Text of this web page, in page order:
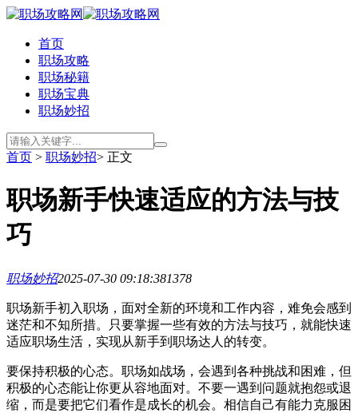
首页
职场攻略
职场秘籍
职场宝典
职场妙招
首页 > 职场妙招> 正文
职场新手快速适应的方法与技
巧
职场妙招2025-07-30 09:18:381378
职场新手初入职场，面对全新的环境和工作内容，难免会感到
迷茫和不知所措。只要掌握一些有效的方法与技巧，就能快速
适应职场生活，实现从新手到职场达人的转变。
要保持积极的心态。职场如战场，会遇到各种挑战和困难，但
积极的心态能让你更从容地面对。不要一遇到问题就抱怨或退
缩，而是要把它们看作是成长的机会。相信自己有能力克服困